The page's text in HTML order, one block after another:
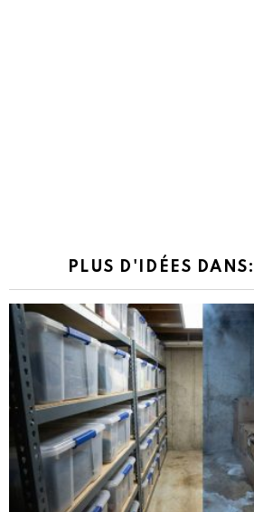
PLUS D'IDÉES DANS: